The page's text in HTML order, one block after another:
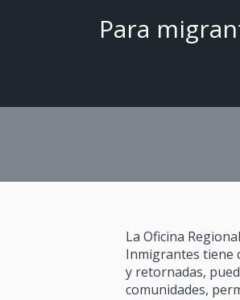
Para
La Oficina
Inmigrantes tiene
y retornadas,
comunidades,